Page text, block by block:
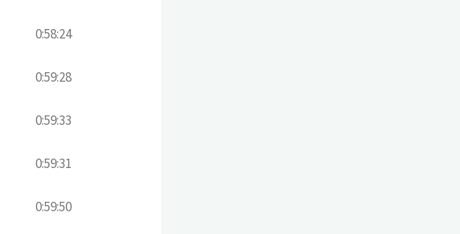
0:58:24
0:59:28
0:59:33
0:59:31
0:59:50